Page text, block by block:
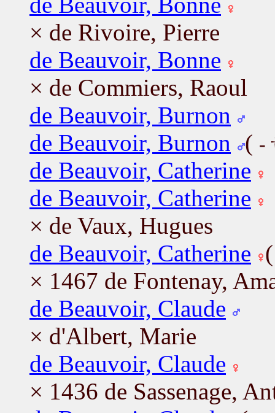
× de Rivoire, Pierre
de Beauvoir, Bonne
× de Commiers, Raoul
de Beauvoir, Burnon
de Beauvoir, Burnon
( -
de Beauvoir, Catherine
de Beauvoir, Catherine
× de Vaux, Hugues
de Beauvoir, Catherine
× 1467 de Fontenay,
de Beauvoir, Claude
× d'Albert, Marie
de Beauvoir, Claude
× 1436 de Sassenage,